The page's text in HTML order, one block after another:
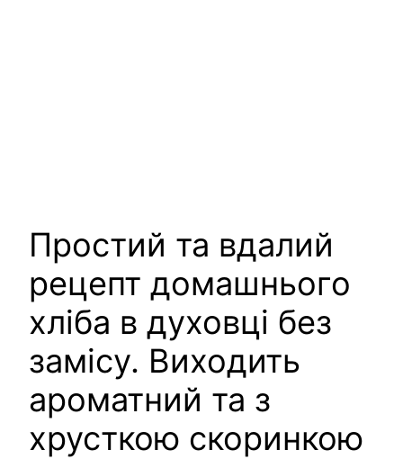
Простий та вдалий
рецепт домашнього
хліба в духовці без
замісу. Виходить
ароматний та з
хрусткою скоринкою